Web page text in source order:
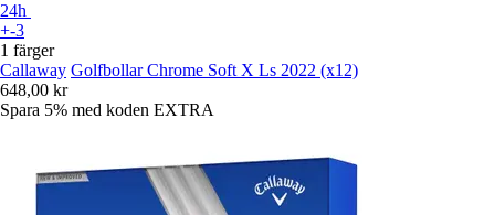
24h
+-3
1 färger
Callaway Golfbollar Chrome Soft X Ls 2022 (x12)
648,00 kr
Spara 5% med koden EXTRA